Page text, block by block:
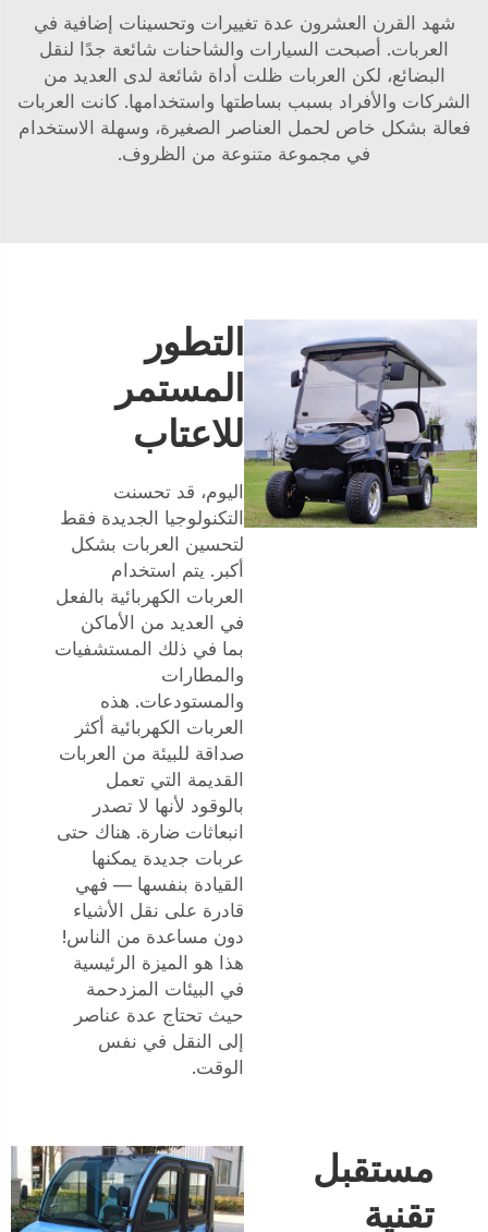
شهد القرن العشرون عدة تغييرات وتحسينات إضافية في
العربات. أصبحت السيارات والشاحنات شائعة جدًا لنقل
البضائع، لكن العربات ظلت أداة شائعة لدى العديد من
الشركات والأفراد بسبب بساطتها واستخدامها. كانت العربات
فعالة بشكل خاص لحمل العناصر الصغيرة، وسهلة الاستخدام
في مجموعة متنوعة من الظروف.
التطور
المستمر
للاعتاب
اليوم، قد تحسنت
التكنولوجيا الجديدة فقط
لتحسين العربات بشكل
أكبر. يتم استخدام
العربات الكهربائية بالفعل
في العديد من الأماكن
بما في ذلك المستشفيات
والمطارات
والمستودعات. هذه
العربات الكهربائية أكثر
صداقة للبيئة من العربات
القديمة التي تعمل
بالوقود لأنها لا تصدر
انبعاثات ضارة. هناك حتى
عربات جديدة يمكنها
القيادة بنفسها — فهي
قادرة على نقل الأشياء
دون مساعدة من الناس!
هذا هو الميزة الرئيسية
في البيئات المزدحمة
حيث تحتاج عدة عناصر
إلى النقل في نفس
الوقت.
مستقبل
تقنية